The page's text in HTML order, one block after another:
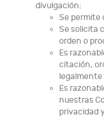
divulgación:
Se permite
Se solicita
orden o
Es
citación,
legalmente
Es
nuestras
privacidad